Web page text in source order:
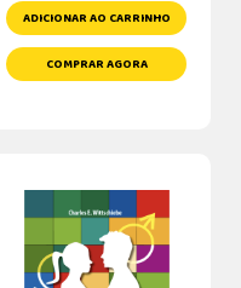
ADICIONAR AO CARRINHO
COMPRAR AGORA